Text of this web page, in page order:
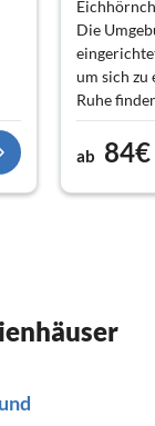
Die
um sich zu
Ruhe
Vielen
ab 84€